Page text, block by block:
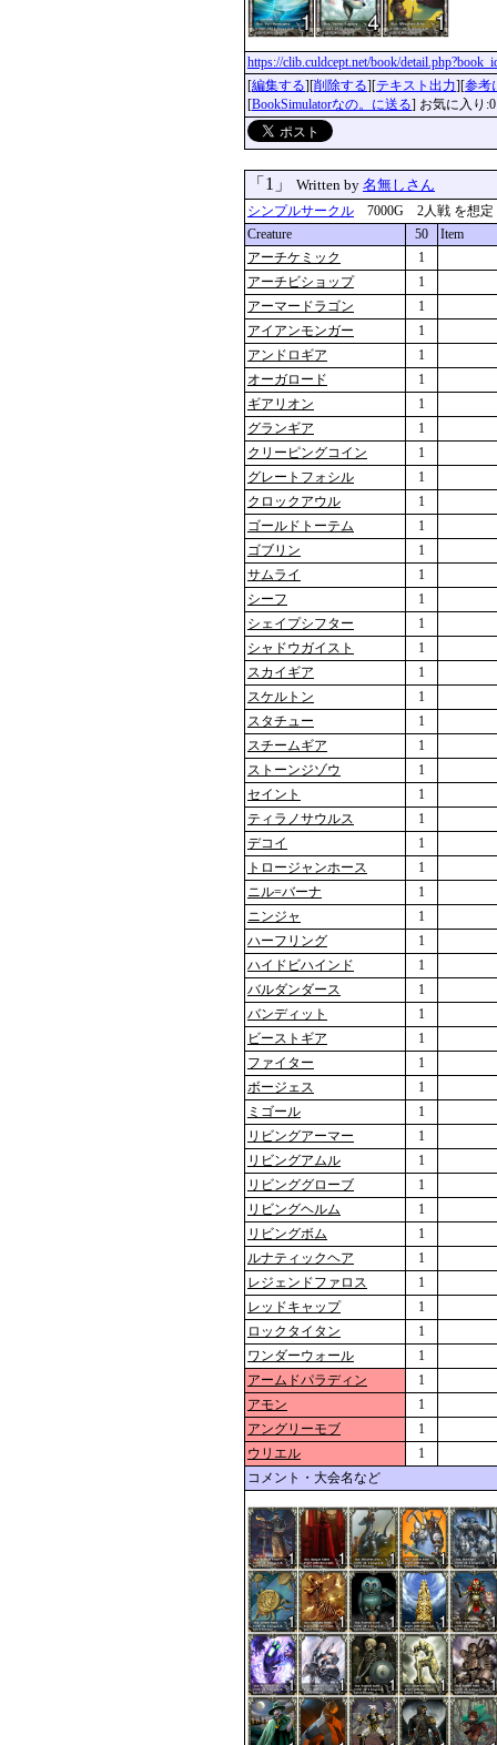
https://clib.culdcept.net/book/
[編集する][削除する][テキスト出力][参考
[BookSimulatorなの。に送る] お気に入り:0
「1」 Written by 名無しさん
シンプルサークル 7000G 2人戦 を想定
Creature
50
Item
アーチケミック
1
アーチビショップ
1
アーマードラゴン
1
アイアンモンガー
1
アンドロギア
1
オーガロード
1
ギアリオン
1
グランギア
1
クリーピングコイン
1
グレートフォシル
1
クロックアウル
1
ゴールドトーテム
1
ゴブリン
1
サムライ
1
シーフ
1
シェイプシフター
1
シャドウガイスト
1
スカイギア
1
スケルトン
1
スタチュー
1
スチームギア
1
ストーンジゾウ
1
セイント
1
ティラノサウルス
1
デコイ
1
トロージャンホース
1
ニル=バーナ
1
ニンジャ
1
ハーフリング
1
ハイドビハインド
1
バルダンダース
1
バンディット
1
ビーストギア
1
ファイター
1
ボージェス
1
ミゴール
1
リビングアーマー
1
リビングアムル
1
リビンググローブ
1
リビングヘルム
1
リビングボム
1
ルナティックヘア
1
レジェンドファロス
1
レッドキャップ
1
ロックタイタン
1
ワンダーウォール
1
アームドパラディン
1
アモン
1
アングリーモブ
1
ウリエル
1
コメント・大会名など